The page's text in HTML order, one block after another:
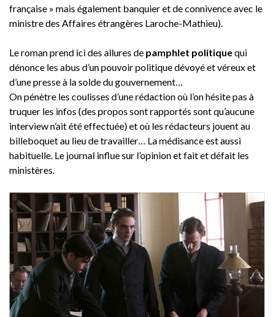
française » mais également banquier et de connivence avec le
ministre des Affaires étrangères Laroche-Mathieu).
Le roman prend ici des allures de pamphlet politiquequi
dénonce les abus d’un pouvoir politique dévoyé et véreux et
d’une presse à la solde du gouvernement…
On pénètre les coulisses d’une rédaction où l’on hésite pas à
truquer les infos (des propos sont rapportés sont qu’aucune
interview n’ait été effectuée) et où les rédacteurs jouent au
billeboquet au lieu de travailler… La médisance est aussi
habituelle. Le journal influe sur l’opinion et fait et défait les
ministères.